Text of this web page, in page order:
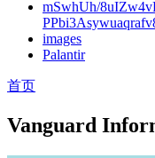
mSwhUh/
images
Palantir
首页
Vanguard